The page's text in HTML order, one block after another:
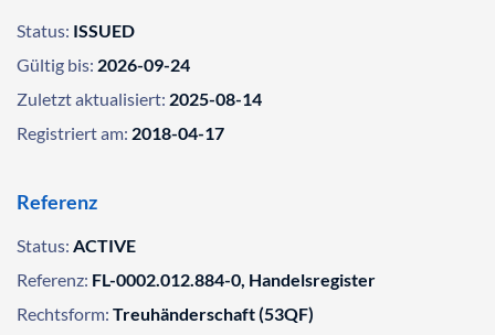
Status: ISSUED
Gültig bis: 2026-09-24
Zuletzt aktualisiert: 2025-08-14
Registriert am: 2018-04-17
Referenz
Status: ACTIVE
Referenz: FL-0002.012.884-0, Handelsregister
Rechtsform: Treuhänderschaft (53QF)